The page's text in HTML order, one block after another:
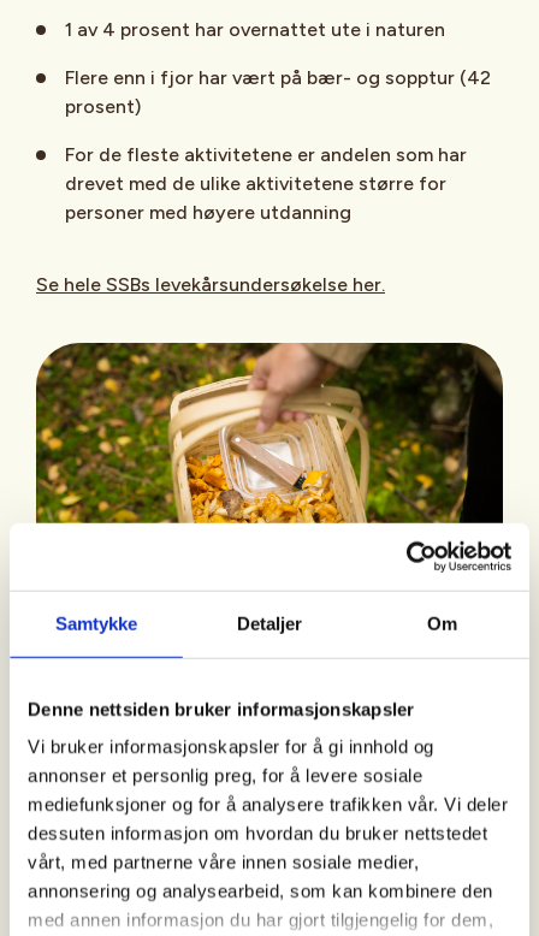
Samtykke Detaljer Om
Denne nettsiden bruker informasjonskapsler
Vi bruker informasjonskapsler for å gi innhold og
annonser et personlig preg, for å levere sosiale
mediefunksjoner og for å analysere trafikken vår. Vi deler
dessuten informasjon om hvordan du bruker nettstedet
vårt, med partnerne våre innen sosiale medier,
annonsering og analysearbeid, som kan kombinere den
med annen informasjon du har gjort tilgjengelig for dem,
1 av 4 prosent har overnattet ute i naturen
Flere enn i fjor har vært på bær- og sopptur (42
prosent)
For de fleste aktivitetene er andelen som har
drevet med de ulike aktivitetene større for
personer med høyere utdanning
Se hele SSBs levekårsundersøkelse her.
med de siste årene. Foto: Paulina Cervenka
Flere spørreundersøkelser fra
Norsk Friluftsliv